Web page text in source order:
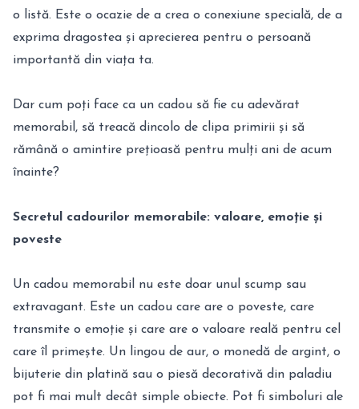
o listă. Este o ocazie de a crea o conexiune specială, de a
exprima dragostea și aprecierea pentru o persoană
importantă din viața ta.
Dar cum poți face ca un cadou să fie cu adevărat
memorabil, să treacă dincolo de clipa primirii și să
rămână o amintire prețioasă pentru mulți ani de acum
înainte?
Secretul cadourilor memorabile: valoare, emoție și
poveste
Un cadou memorabil nu este doar unul scump sau
extravagant. Este un cadou care are o poveste, care
transmite o emoție și care are o valoare reală pentru cel
care îl primește. Un lingou de aur, o monedă de argint, o
bijuterie din platină sau o piesă decorativă din paladiu
pot fi mai mult decât simple obiecte. Pot fi simboluri ale